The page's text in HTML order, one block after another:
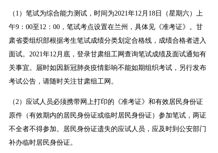
（1）笔试为综合能力测试，时间为2021年12月18日（星期六）上
午9：00至12：00，笔试考点设置在兰州，具体见《准考证》。甘
肃省委组织部根据考生笔试成绩分类划定合格线，成绩合格者进入
面试。2021年12月底，登录甘肃组工网查询笔试成绩及面试通知有
关事宜。届时如因新冠肺炎疫情影响不能如期组织考试，另行发布
考试公告，请随时关注甘肃组工网。
（2）应试人员必须携带网上打印的《准考证》和有效居民身份证
原件（有效期内的居民身份证或临时居民身份证）参加笔试，两证
不全者不得参加。居民身份证遗失的应试人员，应及时到公安部门
补办临时居民身份证。